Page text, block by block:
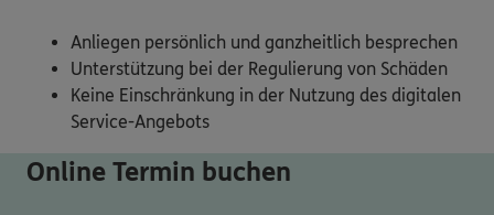
Anliegen persönlich und ganzheitlich besprechen
Unterstützung bei der Regulierung von Schäden
Keine Einschränkung in der Nutzung des digitalen
Service-Angebots
Online Termin buchen